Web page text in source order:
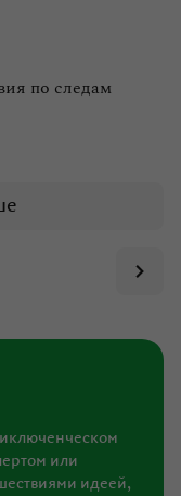
по следам
или
идеей,